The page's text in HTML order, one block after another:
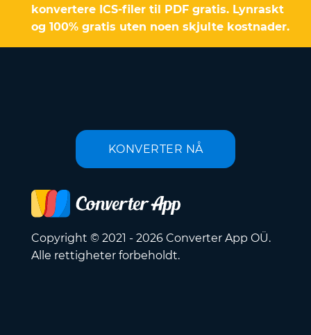
konvertere ICS-filer til PDF gratis. Lynraskt
og 100% gratis uten noen skjulte kostnader.
KONVERTER NÅ
Copyright © 2021 - 2026 Converter App OÜ.
Alle rettigheter forbeholdt.